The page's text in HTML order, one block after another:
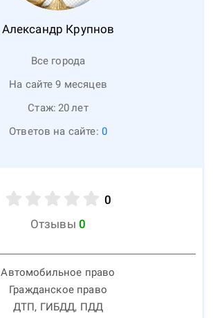
Александр Крупнов
Все города
На сайте 9 месяцев
Стаж: 20лет
Ответов на сайте: 0
0
Отзывы 0
Автомобильное право
Гражданское право
ДТП, ГИБДД, ПДД